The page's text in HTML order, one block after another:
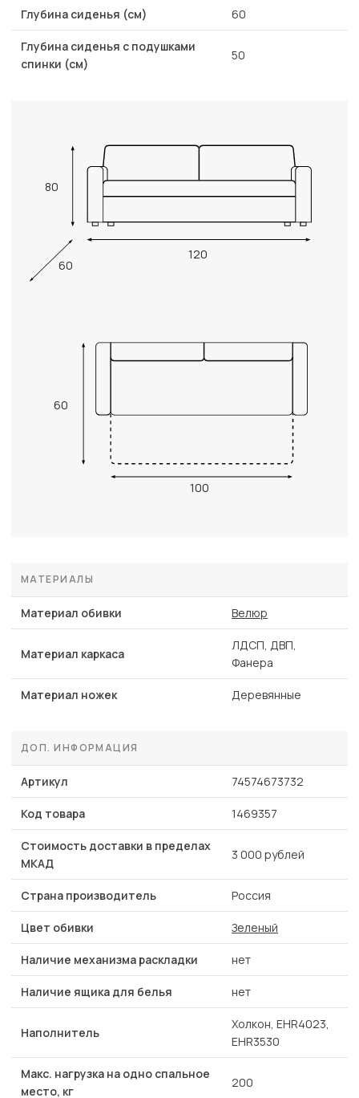
Глубина сиденья (см) 60
Глубина сиденья с подушками
спинки (см)
50
80
120
60
60
100
МАТЕРИАЛЫ
Материал обивки Велюр
Материал каркаса
ЛДСП, ДВП,
Фанера
Материал ножек Деревянные
ДОП. ИНФОРМАЦИЯ
Артикул 74574673732
Код товара 1469357
Стоимость доставки в пределах
МКАД
3 000 рублей
Страна производитель Россия
Цвет обивки Зеленый
Наличие механизма раскладки нет
Наличие ящика для белья нет
Наполнитель
Холкон, EHR4023,
EHR3530
Макс. нагрузка на одно спальное
место, кг
200